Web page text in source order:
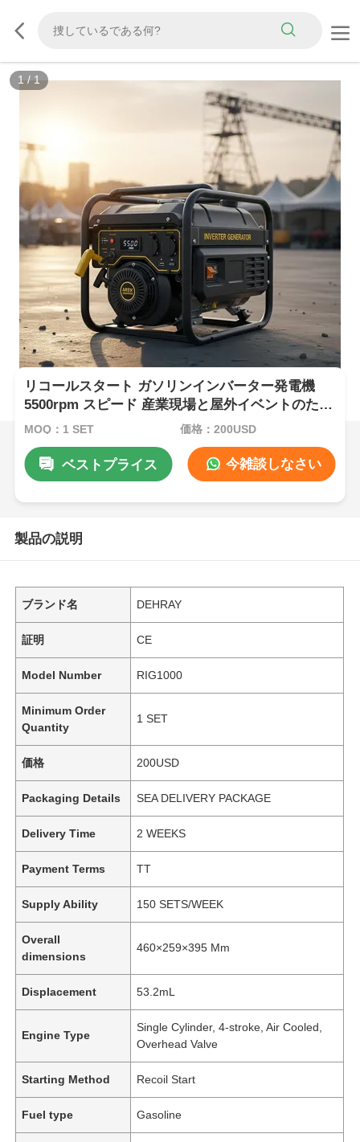
1/1
リコールスタート ガソリンインバーター発電機
5500rpm スピード 産業現場と屋外イベントのため
の携帯電源ソリューション
MOQ：1 SET 価格：200USD
ベストプライス 今雑談しなさい
製品の説明
ブランド名 DEHRAY
証明 CE
Model Number RIG1000
Minimum Order
Quantity
1 SET
価格 200USD
Packaging Details SEA DELIVERY PACKAGE
Delivery Time 2 WEEKS
Payment Terms TT
Supply Ability 150 SETS/WEEK
Overall
dimensions
460×259×395 Mm
Displacement 53.2mL
Engine Type
Single Cylinder, 4-stroke, Air Cooled,
Overhead Valve
Starting Method Recoil Start
Fuel type Gasoline